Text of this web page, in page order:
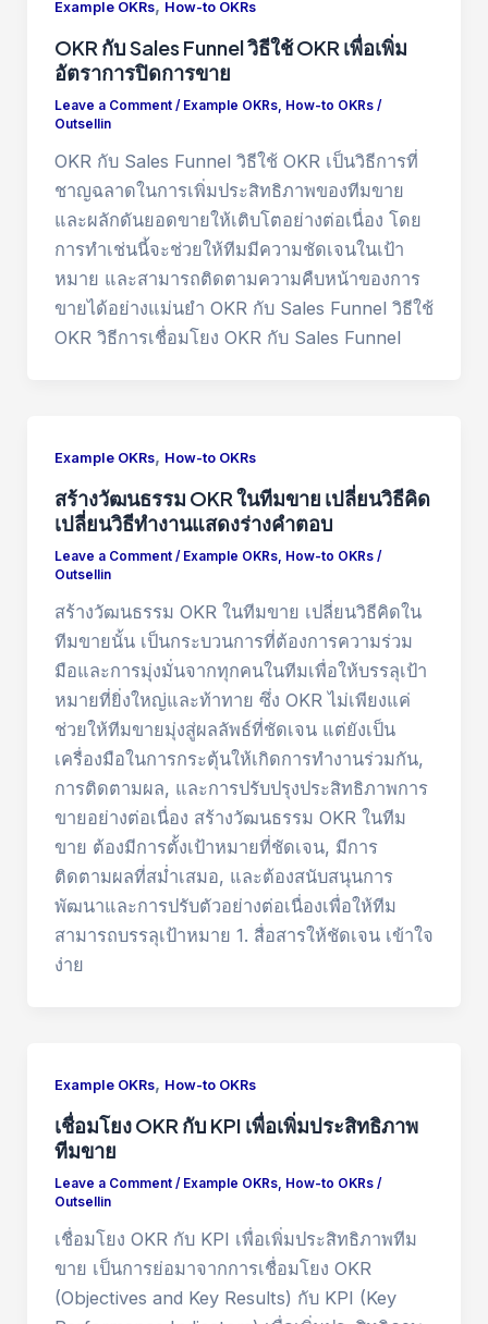
Example OKRs, How-to OKRs
OKR กับ Sales Funnel วิธีใช้ OKR เพื่อเพิ่ม
อัตราการปิดการขาย
Leave a Comment / Example OKRs, How-to OKRs/
Outsellin
OKR กับ Sales Funnel วิธีใช้ OKR เป็นวิธีการที่
ชาญฉลาดในการเพิ่มประสิทธิภาพของทีมขาย
และผลักดันยอดขายให้เติบโตอย่างต่อเนื่อง โดย
การทำเช่นนี้จะช่วยให้ทีมมีความชัดเจนในเป้า
หมาย และสามารถติดตามความคืบหน้าของการ
ขายได้อย่างแม่นยำ OKR กับ Sales Funnel วิธีใช้
OKR วิธีการเชื่อมโยง OKR กับ Sales Funnel
Example OKRs, How-to OKRs
สร้างวัฒนธรรม OKR ในทีมขาย เปลี่ยนวิธีคิด
เปลี่ยนวิธีทำงานแสดงร่างคำตอบ
Leave a Comment / Example OKRs, How-to OKRs/
Outsellin
สร้างวัฒนธรรม OKR ในทีมขาย เปลี่ยนวิธีคิดใน
ทีมขายนั้น เป็นกระบวนการที่ต้องการความร่วม
มือและการมุ่งมั่นจากทุกคนในทีมเพื่อให้บรรลุเป้า
หมายที่ยิ่งใหญ่และท้าทาย ซึ่ง OKR ไม่เพียงแค่
ช่วยให้ทีมขายมุ่งสู่ผลลัพธ์ที่ชัดเจน แต่ยังเป็น
เครื่องมือในการกระตุ้นให้เกิดการทำงานร่วมกัน,
การติดตามผล, และการปรับปรุงประสิทธิภาพการ
ขายอย่างต่อเนื่อง สร้างวัฒนธรรม OKR ในทีม
ขาย ต้องมีการตั้งเป้าหมายที่ชัดเจน, มีการ
ติดตามผลที่สม่ำเสมอ, และต้องสนับสนุนการ
พัฒนาและการปรับตัวอย่างต่อเนื่องเพื่อให้ทีม
สามารถบรรลุเป้าหมาย 1. สื่อสารให้ชัดเจน เข้าใจ
ง่าย
Example OKRs, How-to OKRs
เชื่อมโยง OKR กับ KPI เพื่อเพิ่มประสิทธิภาพ
ทีมขาย
Leave a Comment / Example OKRs, How-to OKRs/
Outsellin
เชื่อมโยง OKR กับ KPI เพื่อเพิ่มประสิทธิภาพทีม
ขาย เป็นการย่อมาจากการเชื่อมโยง OKR
(Objectives and Key Results) กับ KPI (Key